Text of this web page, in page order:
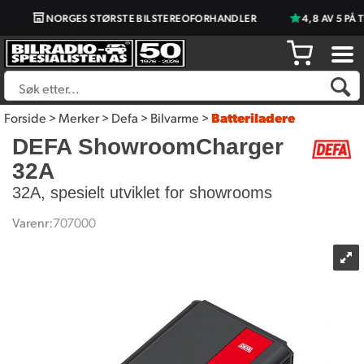
NORGES STØRSTE BILSTEREOFORHANDLER 4,8 AV 5 PÅ
Forside>Merker>Defa>Bilvarme>Batteriladere
DEFA ShowroomCharger
32A
32A, spesielt utviklet for showrooms
Varenr:707000